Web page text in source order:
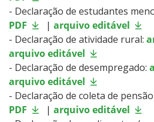
- Declaração de estudantes
PDF
| arquivo editável
- Declaração de atividade rural:
arquivo editável
- Declaração de desempregado:
arquivo editável
- Declaração de coleta de
PDF
| arquivo editável